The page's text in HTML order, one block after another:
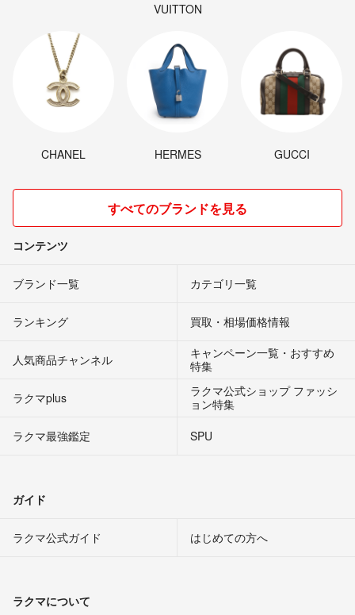
VUITTON
CHANEL HERMES GUCCI
すべてのブランドを見る
コンテンツ
ブランド一覧 カテゴリ一覧
ランキング 買取・相場価格情報
人気商品チャンネル
キャンペーン一覧・おすすめ
特集
ラクマplus
ラクマ公式ショップ ファッシ
ョン特集
ラクマ最強鑑定
SPU
ガイド
ラクマ公式ガイド はじめての方へ
ラクマについて